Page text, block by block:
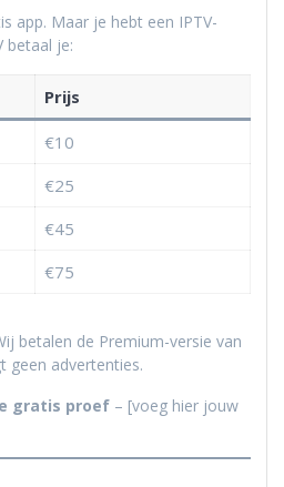
app. Maar je hebt een IPTV-
betaal je:
Prijs
€10
€25
€45
€75
betalen de Premium-versie van
geen advertenties.
gratis proef– [voeg hier jouw